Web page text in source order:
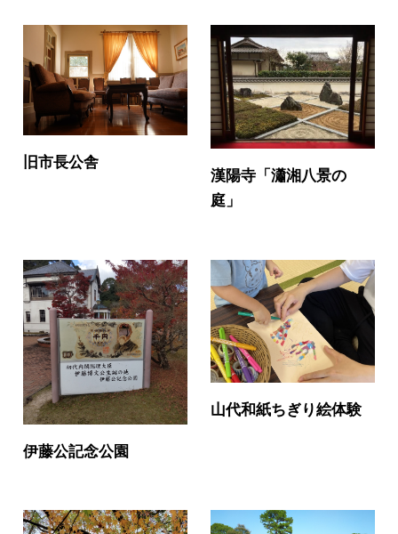
旧市長公舎
漢陽寺「瀟湘八景の
庭」
伊藤公記念公園
山代和紙ちぎり絵体験